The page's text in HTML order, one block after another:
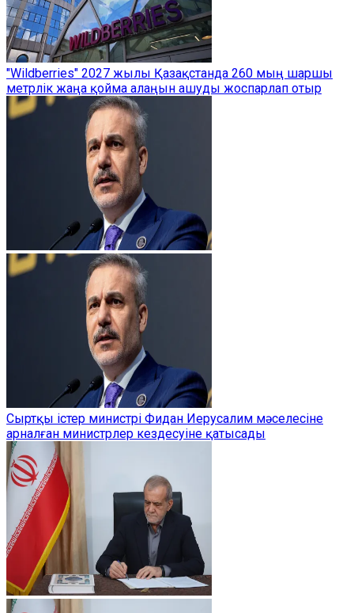
"Wildberries" 2027 жылы Қазақстанда 260 мың шаршы
метрлік жаңа қойма алаңын ашуды жоспарлап отыр
Сыртқы істер министрі Фидан Иерусалим мәселесіне
арналған министрлер кездесуіне қатысады